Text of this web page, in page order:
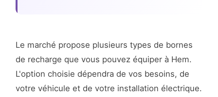
Le marché propose plusieurs types de bornes
de recharge que vous pouvez équiper à Hem.
L'option choisie dépendra de vos besoins, de
votre véhicule et de votre installation électrique.